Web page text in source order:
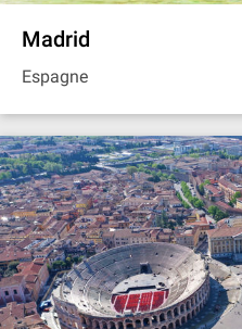
Madrid
Espagne